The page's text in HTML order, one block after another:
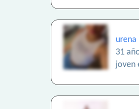
urena
31
joven